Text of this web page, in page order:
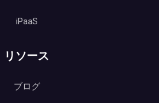
iPaaS
リソース
ブログ